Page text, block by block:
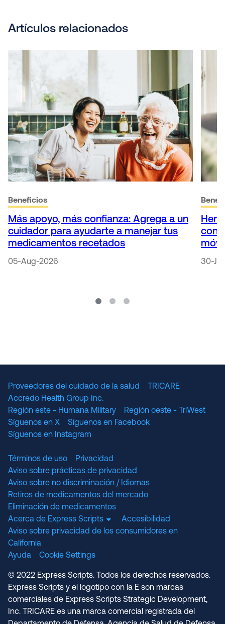
Artículos relacionados
Beneficios
Más apoyo, más confianza: Agrega a un
cuidador para ayudarte a manejar tus
medicamentos recetados
05-Aug-2026 30-
Proveedores del cuidado de la salud
TRICARE
Accredo Health Group Inc.
Región este - Humana Military
Región oeste - TriWest
Síguenos en X
Síguenos en Facebook
Síguenos en Instagram
Términos de uso
Privacidad
Aviso sobre prácticas de privacidad
Aviso sobre no discriminación / Idiomas
Retiros de medicamentos del mercado
Eliminación de medicamentos
Acerca de Express Scripts
Accesibilidad
Aviso sobre privacidad de los consumidores en
California
Ayuda
Cookie Settings
© 2022 Express Scripts. Todos los derechos reservados.
Express Scripts y el logotipo con la E son marcas
comerciales de Express Scripts Strategic Development,
Inc. TRICARE es una marca comercial registrada del